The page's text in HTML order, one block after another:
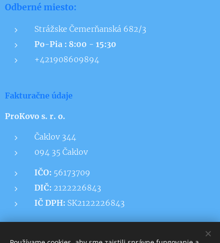
Odberné miesto:
Strážske Čemerňanská 682/3
Po-Pia : 8:00 - 15:30
+421908609894
Fakturačne údaje
ProKovo s. r. o.
Čaklov 344
094 35 Čaklov
IČO: 56173709
DIČ: 2122226843
IČ DPH: SK2122226843